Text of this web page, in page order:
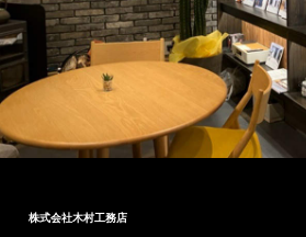
内橋電工株式会社